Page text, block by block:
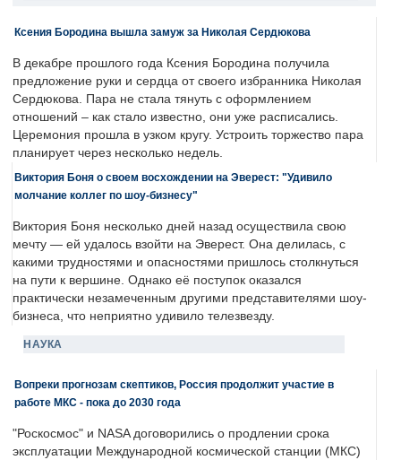
Ксения Бородина вышла замуж за Николая Сердюкова
В декабре прошлого года Ксения Бородина получила
предложение руки и сердца от своего избранника Николая
Сердюкова. Пара не стала тянуть с оформлением
отношений – как стало известно, они уже расписались.
Церемония прошла в узком кругу. Устроить торжество пара
планирует через несколько недель.
Виктория Боня о своем восхождении на Эверест: "Удивило
молчание коллег по шоу-бизнесу"
Виктория Боня несколько дней назад осуществила свою
мечту — ей удалось взойти на Эверест. Она делилась, с
какими трудностями и опасностями пришлось столкнуться
на пути к вершине. Однако её поступок оказался
практически незамеченным другими представителями шоу-
бизнеса, что неприятно удивило телезвезду.
НАУКА
Вопреки прогнозам скептиков, Россия продолжит участие в
работе МКС - пока до 2030 года
"Роскосмос" и NASA договорились о продлении срока
эксплуатации Международной космической станции (МКС)